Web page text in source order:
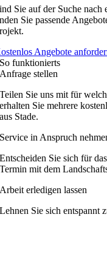
Sie auf der Suche nach
Sie passende
Angebote
So funktionierts
Anfrage stellen
Teilen Sie uns mit für
erhalten Sie mehrere
aus Stade.
Service in Anspruch
Entscheiden Sie sich für
Termin mit dem
Arbeit erledigen lassen
Lehnen Sie sich entspannt